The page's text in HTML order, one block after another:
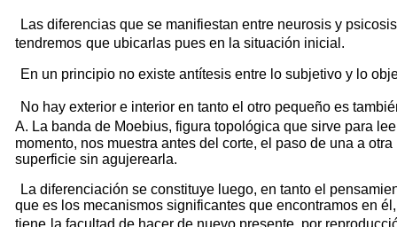
Las diferencias que se manifiestan entre neurosis y
tendremos que ubicarlas pues en la situación inicial.
En un principio no existe antítesis entre lo subjetivo y lo
No hay exterior e interior en tanto el otro pequeño es
A. La banda de Moebius, figura topológica que sirve para
momento, nos muestra antes del corte, el paso de una a otra
superficie sin agujerearla.
La diferenciación se constituye luego, en tanto el
que es los mecanismos significantes que encontramos en él,
tiene la facultad de hacer de nuevo presente, por